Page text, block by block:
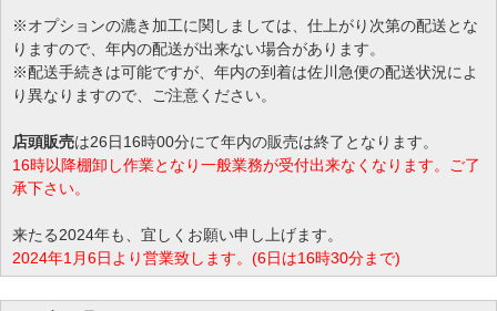
※オプションの漉き加工に関しましては、仕上がり次第の配送とな
りますので、年内の配送が出来ない場合があります。
※配送手続きは可能ですが、年内の到着は佐川急便の配送状況によ
り異なりますので、ご注意ください。
店頭販売は26日16時00分にて年内の販売は終了となります。
16時以降棚卸し作業となり一般業務が受付出来なくなります。ご了
承下さい。
来たる2024年も、宜しくお願い申し上げます。
2024年1月6日より営業致します。(6日は16時30分まで)